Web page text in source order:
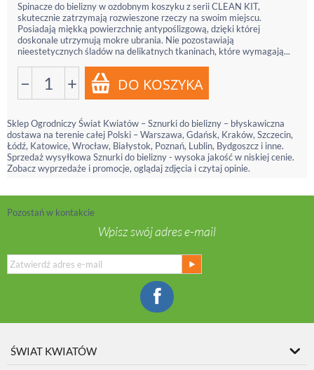
Spinacze do bielizny w ozdobnym koszyku z serii CLEAN KIT,
skutecznie zatrzymają rozwieszone rzeczy na swoim miejscu.
Posiadają miękką powierzchnię antypoślizgową, dzięki której
doskonale utrzymują mokre ubrania. Nie pozostawiają
nieestetycznych śladów na delikatnych tkaninach, które wymagają...
− +
Sklep Ogrodniczy Świat Kwiatów – Sznurki do bielizny – błyskawiczna
dostawa na terenie całej Polski – Warszawa, Gdańsk, Kraków, Szczecin,
Łódź, Katowice, Wrocław, Białystok, Poznań, Lublin, Bydgoszcz i inne.
Sprzedaż wysyłkowa Sznurki do bielizny - wysoka jakość w niskiej cenie.
Zobacz wyprzedaże i promocje, oglądaj zdjęcia i czytaj opinie.
Pozostań w kontakcie
Wpisz swój adres e-mail
ŚWIAT KWIATÓW